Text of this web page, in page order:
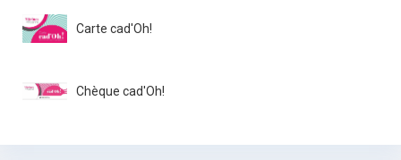
Carte cad'Oh!
Chèque cad'Oh!